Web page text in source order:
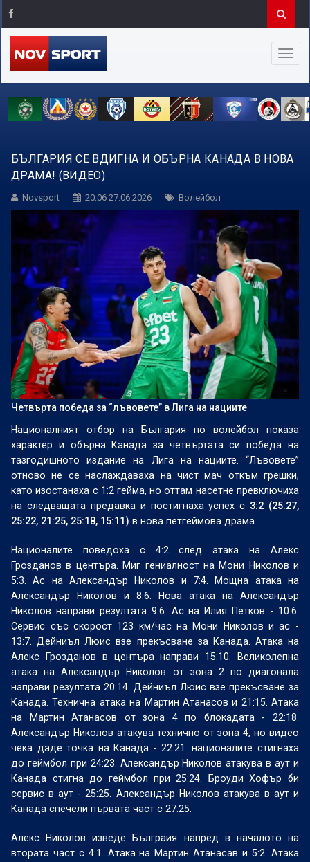
БЪЛГАРИЯ СЕ ВДИГНА И ОБЪРНА КАНАДА В НОВА
ДРАМА! (ВИДЕО)
Novsport 20:06 27.06.2026 Волейбол
Четвърта победа за “лъвовете” в Лига на нациите
Националният отбор на България по волейбол показа
характер и обърна Канада за четвъртата си победа на
тазгодишното издание на Лига на нациите. “Лъвовете”
отново не се наслаждаваха на чист мач откъм грешки,
като изостанаха с 1:2 гейма, но оттам насетне превключиха
на следващата предавка и постигнаха успех с 3:2 (25:27,
25:22, 21:25, 25:18, 15:11) в нова петгеймова драма.
Националите поведоха с 4:2 след атака на Алекс
Грозданов в центъра. Миг гениалност на Мони Николов и
5:3. Ас на Александър Николов и 7:4. Мощна атака на
Александър Николов и 8:6. Нова атака на Александър
Николов направи резултата 9:6. Ас на Илия Петков - 10:6.
Сервис със скорост 123 км/час на Мони Николов и ас -
13:7. Дейниъл Люис взе прекъсване за Канада. Атака на
Алекс Грозданов в центъра направи 15:10. Великолепна
атака на Александър Николов от зона 2 по диагонала
направи резултата 20:14. Дейниъл Люис взе прекъсване за
Канада. Технична атака на Мартин Атанасов и 21:15. Атака
на Мартин Атанасов от зона 4 по блокадата - 22:18.
Александър Николов атакува технично от зона 4, но видео
чека даде точка на Канада - 22:21. националите стигнаха
до геймбол при 24:23. Александър Николов атакува в аут и
Канада стигна до геймбол при 25:24. Броуди Хофър би
сервис в аут - 25:25. Александър Николов атакува в аут и
Канада спечели първата част с 27:25.
Алекс Николов изведе Бълграия напред в началото на
втората част с 4:1. Атака на Мартин Атанасав и 5:2. Атака